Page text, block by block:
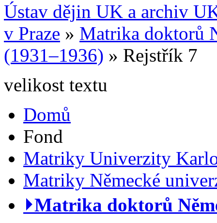
Ústav dějin UK a archiv
v Praze » Matrika doktorů
(1931–1936) » Rejstřík 7
velikost textu
Domů
Fond
Matriky Univerzity
Matriky Německé
⏵Matrika doktorů